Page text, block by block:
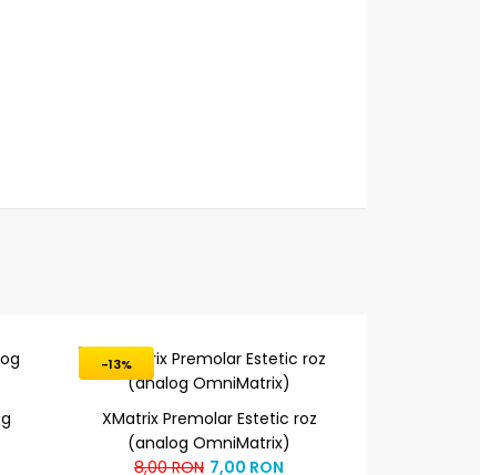
-13%
XMatrix Premolar Estetic roz
(analog OmniMatrix)
8,00 RON 7,00 RON